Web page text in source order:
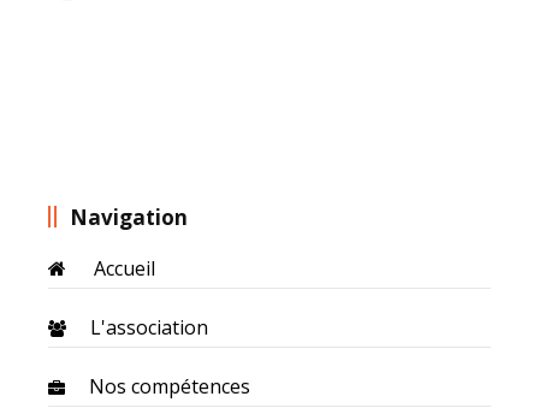
Navigation
Accueil
L'association
Nos compétences